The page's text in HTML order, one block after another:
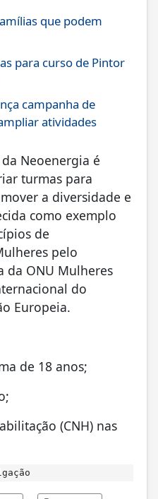
que podem
para curso de Pintor
campanha de
atividades
Neoenergia é
turmas para
a diversidade e
como exemplo
de
pelo
da ONU Mulheres
do
Europeia.
de 18 anos;
(CNH) nas